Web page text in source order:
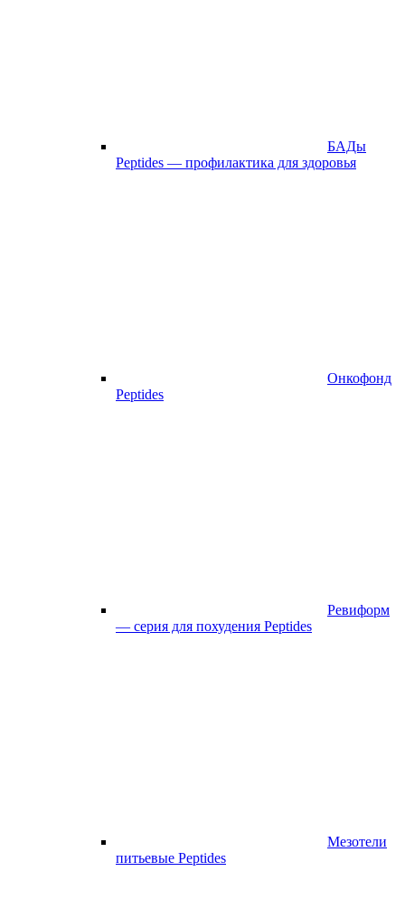
БАДы
Peptides — профилактика для здоровья
Онкофонд
Peptides
Ревиформ
— серия для похудения Peptides
Мезотели
питьевые Peptides